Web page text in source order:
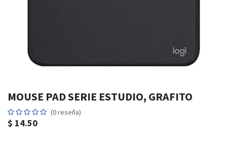
MOUSE PAD SERIE ESTUDIO, GRAFITO
(0 reseña)
$ 14.50